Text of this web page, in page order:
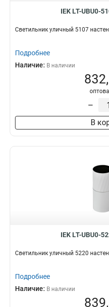
IEK LT-UBU0-
Светильник уличный 5107
Подробнее
Наличие: В наличии
–
В
IEK LT-UBU0-
Светильник уличный 5220
Подробнее
Наличие: В наличии